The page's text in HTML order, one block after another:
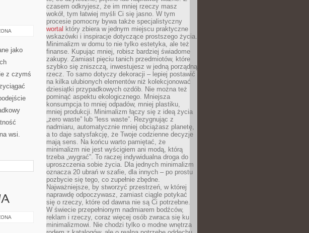
jako
z czymś
wsi.
czasem odkryjesz, że im mniej rzeczy masz
wokół, tym łatwiej myśli Ci się jasno. W tym
procesie pomocny bywa także specjalistyczny
wortal który zbiera w jednym miejscu praktyczne
wskazówki i inspiracje dotyczące prostszego życia.
Minimalizm w domu to nie tylko estetyka, ale też
finanse. Kupując mniej, robisz bardziej świadome
zakupy. Zamiast pięciu tanich przedmiotów, które
szybko się zniszczą, inwestujesz w jedną porządną
rzecz. To samo dotyczy dekoracji – lepiej postawić
na kilka ulubionych elementów niż kolekcjonować
dziesiątki przypadkowych ozdób. Nie można też
pominąć aspektu ekologicznego. Mniejsza
konsumpcja to mniej odpadów, mniej plastiku,
mniej produkcji. Minimalizm łączy się z ideą życia
„zero waste” lub “less waste”. Rezygnując z
nadmiaru, automatycznie mniej obciążasz planetę,
a to daje satysfakcję, że Twoje codzienne decyzje
mają sens. Na końcu warto pamiętać, że
minimalizm nie jest wyścigiem ani modą, którą
trzeba „wygrać”. To raczej indywidualna droga do
uproszczenia sobie życia. Dla jednych minimalizm
oznacza 20 ubrań w szafie, dla innych – po prostu
pozbycie się tego, co zupełnie zbędne.
Najważniejsze, by stworzyć przestrzeń, w której
naprawdę odpoczywasz, zamiast ciągle potykać
się o rzeczy, które od dawna nie są Ci potrzebne.
W świecie przepełnionym nadmiarem bodźców,
reklam i rzeczy, coraz więcej osób zwraca się ku
minimalizmowi. Nie chodzi tylko o modne wnętrza